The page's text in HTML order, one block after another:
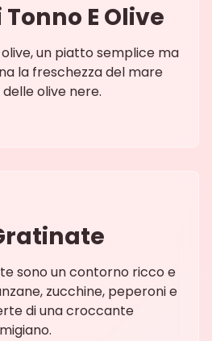
E Olive
un piatto semplice ma
la freschezza del mare
olive nere.
sono un contorno ricco e
zucchine, peperoni e
di una croccante